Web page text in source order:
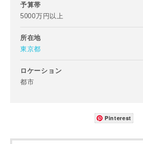
予算帯
5000万円以上
所在地
東京都
ロケーション
都市
Pinterest